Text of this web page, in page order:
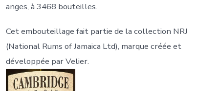
anges, à 3468 bouteilles.
Cet embouteillage fait partie de la collection NRJ
(National Rums of Jamaica Ltd), marque créée et
développée par Velier.